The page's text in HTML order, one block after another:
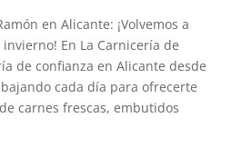
en Alicante: ¡Volvemos a
En La Carnicería de
de confianza en Alicante desde
cada día para ofrecerte
carnes frescas, embutidos